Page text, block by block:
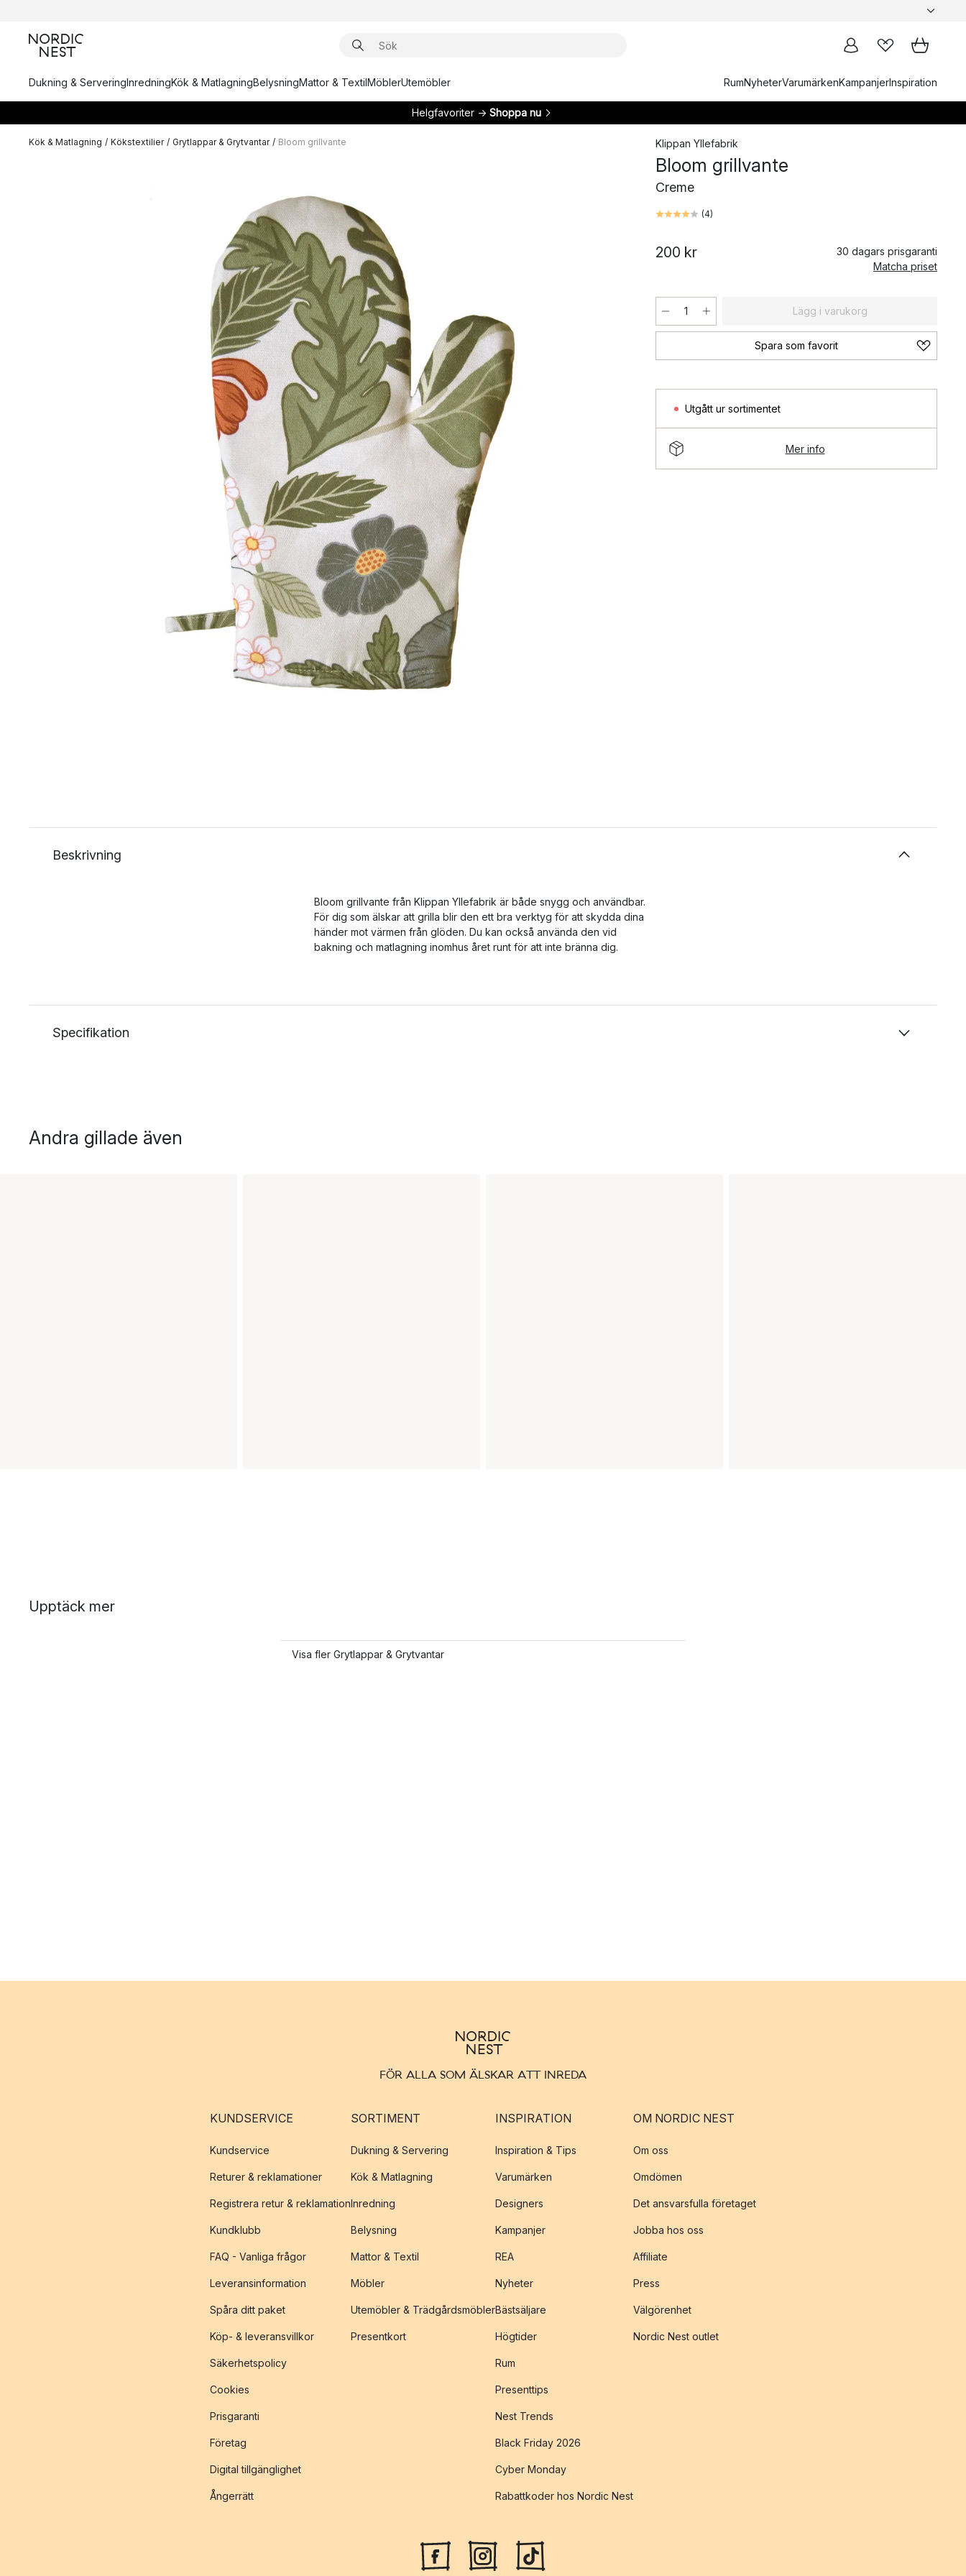
Dukning & ServeringInredningKök & MatlagningBelysningMattor & TextilMöblerUtemöbler RumNyheterVarumärkenKampanjerInspiration
Helgfavoriter → Shoppa nu
Kök & Matlagning / Kökstextilier / Grytlappar & Grytvantar / Bloom grillvante Klippan Yllefabrik
Bloom grillvante
Creme
(4)
200 kr
30 dagars prisgaranti
Matcha priset
Lägg i varukorg
Spara som favorit
Utgått ur sortimentet
Mer info
Beskrivning
Bloom grillvante från Klippan Yllefabrik är både snygg och användbar.
För dig som älskar att grilla blir den ett bra verktyg för att skydda dina
händer mot värmen från glöden. Du kan också använda den vid
bakning och matlagning inomhus året runt för att inte bränna dig.
Specifikation
Andra gillade även
Upptäck mer
Visa fler Grytlappar & Grytvantar
FÖR ALLA SOM ÄLSKAR ATT INREDA
KUNDSERVICE
Kundservice
Returer & reklamationer
Registrera retur & reklamation
Kundklubb
FAQ - Vanliga frågor
Leveransinformation
Spåra ditt paket
Köp- & leveransvillkor
Säkerhetspolicy
Cookies
Prisgaranti
Företag
Digital tillgänglighet
Ångerrätt
SORTIMENT
Dukning & Servering
Kök & Matlagning
Inredning
Belysning
Mattor & Textil
Möbler
Utemöbler & Trädgårdsmöbler
Presentkort
INSPIRATION
Inspiration & Tips
Varumärken
Designers
Kampanjer
REA
Nyheter
Bästsäljare
Högtider
Rum
Presenttips
Nest Trends
Black Friday 2026
Cyber Monday
Rabattkoder hos Nordic Nest
OM NORDIC NEST
Om oss
Omdömen
Det ansvarsfulla företaget
Jobba hos oss
Affiliate
Press
Välgörenhet
Nordic Nest outlet